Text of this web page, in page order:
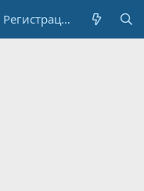
Регистрация